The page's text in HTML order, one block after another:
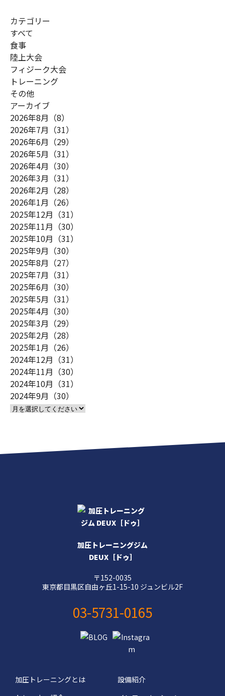
カテゴリー
すべて
食事
陸上大会
フィジーク大会
トレーニング
その他
アーカイブ
2026年8月（8）
2026年7月（31）
2026年6月（29）
2026年5月（31）
2026年4月（30）
2026年3月（31）
2026年2月（28）
2026年1月（26）
2025年12月（31）
2025年11月（30）
2025年10月（31）
2025年9月（30）
2025年8月（27）
2025年7月（31）
2025年6月（30）
2025年5月（31）
2025年4月（30）
2025年3月（29）
2025年2月（28）
2025年1月（26）
2024年12月（31）
2024年11月（30）
2024年10月（31）
2024年9月（30）
加圧トレーニングジム
DEUX［ドゥ］
〒152-0035
東京都目黒区自由ヶ丘1-15-10 ジュンビル2F
03-5731-0165
加圧トレーニングとは
設備紹介